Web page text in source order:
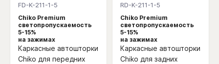
FD-K-211-1-5
Chiko Premium
светопропускаемость
5-15%
на зажимах
Каркасные автошторки
Chiko для передних
RD-K-211-1-5
Chiko Premium
светопропускаемость
5-15%
на зажимах
Каркасные автошторки
Chiko для задних